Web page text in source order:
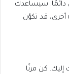
دائمًا. سيساعدك
أخرى، قد تكوّن
إليك. كن مرنًا